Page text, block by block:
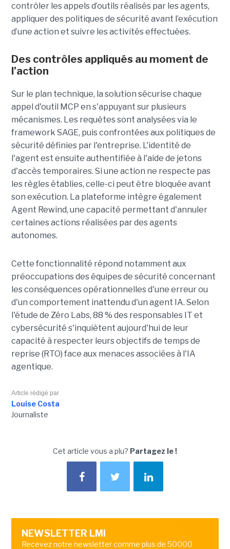
contrôler les appels d’outils réalisés par les agents,
appliquer des politiques de sécurité avant l’exécution
d’une action et suivre les activités effectuées.
Des contrôles appliqués au moment de
l’action
Sur le plan technique, la solution sécurise chaque
appel d'outil MCP en s'appuyant sur plusieurs
mécanismes. Les requêtes sont analysées via le
framework SAGE, puis confrontées aux politiques de
sécurité définies par l'entreprise. L'identité de
l'agent est ensuite authentifiée à l'aide de jetons
d'accès temporaires. Si une action ne respecte pas
les règles établies, celle-ci peut être bloquée avant
son exécution. La plateforme intègre également
Agent Rewind, une capacité permettant d'annuler
certaines actions réalisées par des agents
autonomes.
Cette fonctionnalité répond notamment aux
préoccupations des équipes de sécurité concernant
les conséquences opérationnelles d'une erreur ou
d'un comportement inattendu d'un agent IA. Selon
l'étude de Zéro Labs, 88 % des responsables IT et
cybersécurité s'inquiètent aujourd'hui de leur
capacité à respecter leurs objectifs de temps de
reprise (RTO) face aux menaces associées à l'IA
agentique.
Article rédigé par
Louise Costa
Journaliste
Cet article vous a plu? Partagez le !
NEWSLETTER LMI
Recevez notre newsletter comme plus de 50000